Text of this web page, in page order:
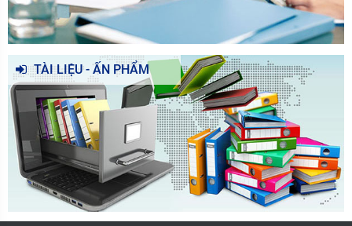
TÀI LIỆU - ẤN PHẨM